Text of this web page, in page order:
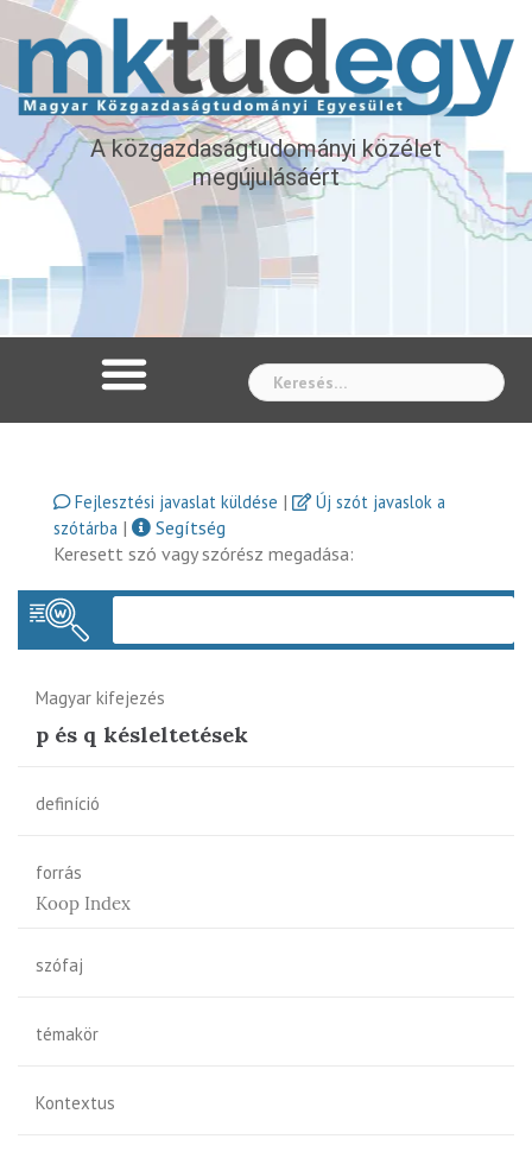
A közgazdaságtudományi közélet
megújulásáért
Fejlesztési javaslat küldése |
Új szót javaslok a
szótárba |
Segítség
Keresett szó vagy szórész megadása:
Magyar kifejezés
p és q késleltetések
definíció
forrás
Koop Index
szófaj
témakör
Kontextus